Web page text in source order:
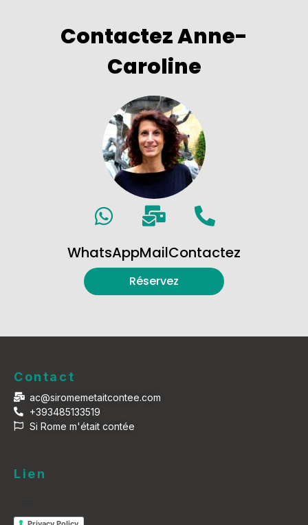
Contactez Anne-
Caroline
WhatsAppMailContactez
Réservez
Contact
ac@siromemetaitcontee.com
+393485133519
Si Rome m'était contée
Lien